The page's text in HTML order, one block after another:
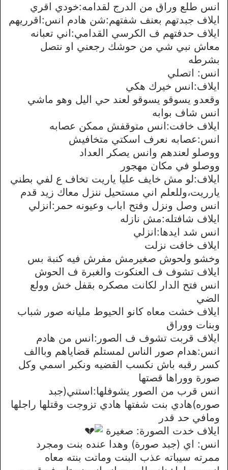
انس طلع وراق من الدرج لقدامه:خودي اقري
ايلاف جبدتهم بعنف شفتهم:شن هادم انس:اقرريهم
ايلاف حدفتهم ف الكرسي القدامي:اني تعبانه
معاش نبي شي من حوشك رجعني او نتصل
بشرطه
انس: اتصلي
ايلاف:انس خيرك هكي
وقعدو يسوقو يسوقو لعند حي اليل وهو ماشي
انس شاف بوابه
ايلاف خافت:انس متوقفش ممكن عصابه
انس:عصابه نعرف اسكتي متخافيش
ووصلو لعندهم وانس يصكر العداد
ووصلو في مكان مهجور
ايلاف:لو مش خايف عليا ياريت تخاف ع لفي بطني
يارريت،وللعلم اني مستحيل ننزل معاك زيد قدم
انس وصل ونزل وفتح اباب وعيونه حمر:انزلي
ايلاف شافتله:مش نازله
انس شد ايدها:انزلي
ايلاف خافت نزلت
وخشو ولحوش صغيرمش مفرش فيه كنبة بس
ايلاف تشوف ف العنكوت والغبرة ف الحوش
انس فتح الدار لكانت مصكره بقفل خش وولع
الضي
ايلاف خشت معاه كانو الحيوط مليانه صور شباب
وبنات ووراق
ايلاف قربت تشوف ف الصور:انس من هادم
انس:هدام صور الناس لمستلم قضاياهم وباالف
كسر رقبه باش نكسب القضيه ونكبر اسمي وكل
صورة ووراها قصتها
انس قرب من الصور يشوفلها:استني(جبد
صوره)هادي بنت شفتها هادي تزوجت وقتلها راجلها
ومافي حد قدر
ايلاف خدت الصورة: صغيرة
انس: اي (جبد صورة) وهدا عنده بنت ومجرد
ممرته سيباته عذب البنت وماتت بنته معاه